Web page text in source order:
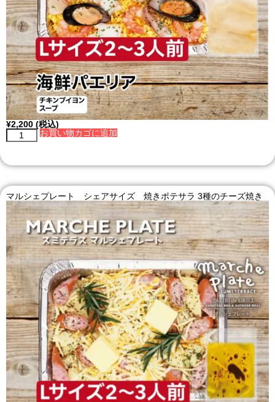
¥2,200 (税込)
お買い物カゴに追加
マルシェプレート シェアサイズ 焼きポテサラ 3種のチーズ焼き